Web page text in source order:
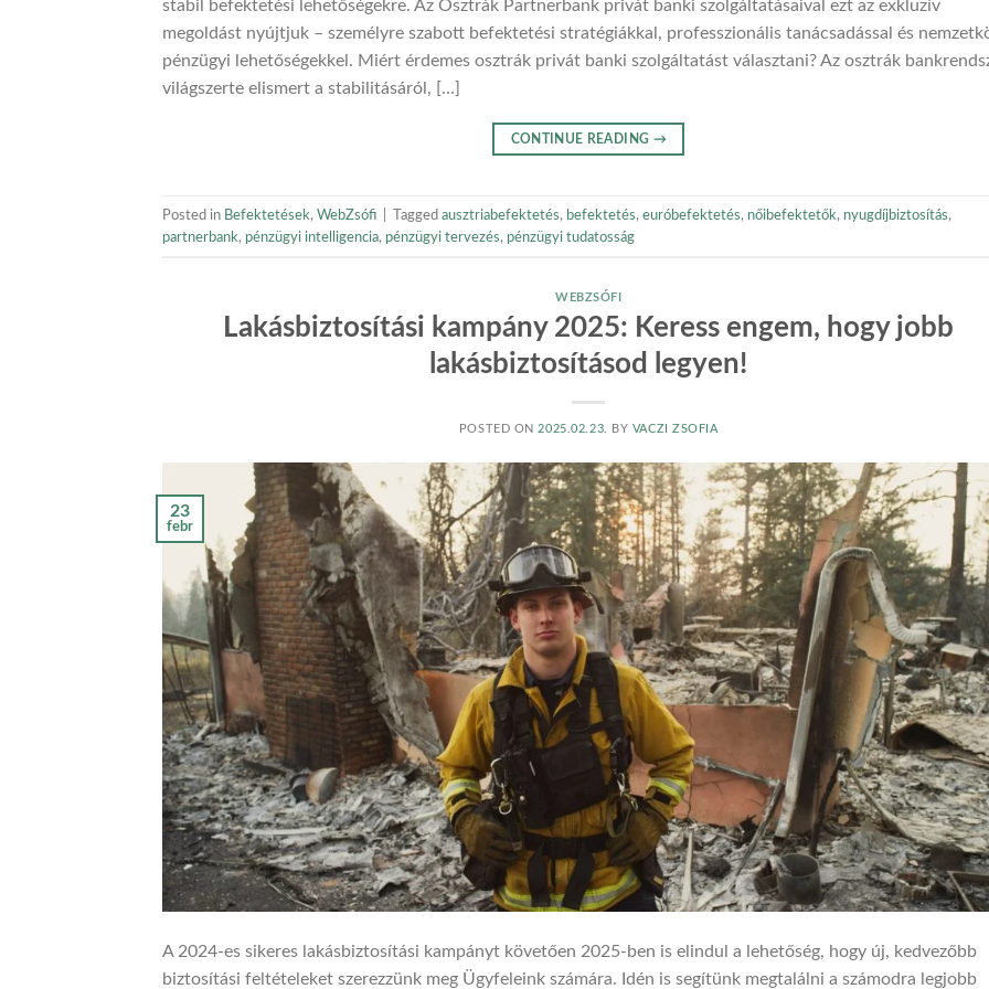
stabil befektetési lehetőségekre. Az Osztrák Partnerbank privát banki szolgáltatásaival ezt az exkluzív
megoldást nyújtjuk – személyre szabott befektetési stratégiákkal, professzionális tanácsadással és
pénzügyi lehetőségekkel. Miért érdemes osztrák privát banki szolgáltatást választani? Az osztrák
világszerte elismert a stabilitásáról, […]
CONTINUE READING →
Posted in Befektetések, WebZsófi Tagged ausztriabefektetés, befektetés, euróbefektetés, nőibefektetők, nyugdíjbiztosítás,
partnerbank, pénzügyi intelligencia, pénzügyi tervezés, pénzügyi tudatosság
WEBZSÓFI
Lakásbiztosítási kampány 2025: Keress engem, hogy jobb
lakásbiztosításod legyen!
POSTED ON 2025.02.23. BY VACZI ZSOFIA
23
febr
A 2024-es sikeres lakásbiztosítási kampányt követően 2025-ben is elindul a lehetőség, hogy új, kedvezőbb
biztosítási feltételeket szerezzünk meg Ügyfeleink számára. Idén is segítünk megtalálni a számodra legjobb